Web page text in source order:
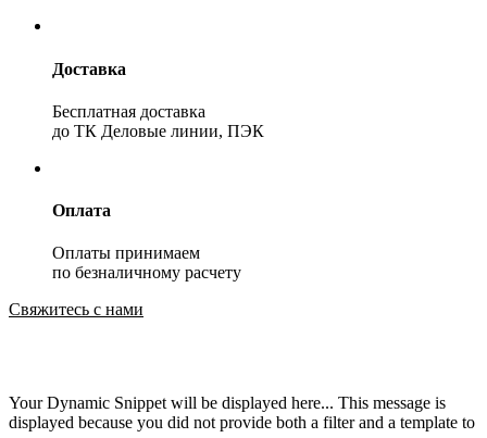
Доставка
Бесплатная доставка
до ТК Деловые линии, ПЭК
Оплата
Оплаты принимаем
по безналичному расчету
Свяжитесь с нами
Your Dynamic Snippet will be displayed here... This message is
displayed because you did not provide both a filter and a template to